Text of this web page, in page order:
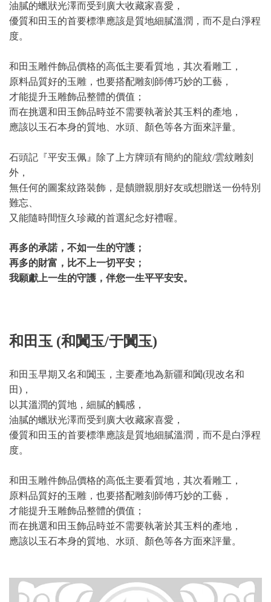
油膩的蠟狀光澤而受到廣大收藏家喜愛，
優質和田玉的首要標準應該是質地細膩溫潤，而不是白淨程
度。
和田玉雕件飾品價格的高低主要看質地，其次看雕工，
原料品質好的玉雕，也要搭配雕刻師傅巧妙的工藝，
才能提升玉雕飾品整體的價值；
而在挑選和田玉飾品時並不需要執著於其玉料的產地，
應該以玉石本身的質地、水頭、顏色等各方面來評量。
石頭記『平安玉佩』除了上方牌頭有簡約的龍紋/雲紋雕刻
外，
無任何的圖案紋路裝飾，是饋贈親朋好友或想贈送一份特別
難忘、
又能隨時間恆久珍藏的首選紀念好禮喔。
再多的承諾，不如一生的守護；
再多的財富，比不上一切平安；
我願獻上一生的守護，伴您一生平平安安。
和田玉 (和闐玉/于闐玉)
和田玉早期又名和闐玉，主要產地為新疆和闐(現改名和
田)，
以其溫潤的質地，細膩的觸感，
油膩的蠟狀光澤而受到廣大收藏家喜愛，
優質和田玉的首要標準應該是質地細膩溫潤，而不是白淨程
度。
和田玉雕件飾品價格的高低主要看質地，其次看雕工，
原料品質好的玉雕，也要搭配雕刻師傅巧妙的工藝，
才能提升玉雕飾品整體的價值；
而在挑選和田玉飾品時並不需要執著於其玉料的產地，
應該以玉石本身的質地、水頭、顏色等各方面來評量。